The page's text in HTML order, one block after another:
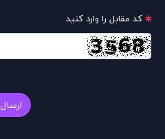
کد مقابل را وارد کنید
ارسال